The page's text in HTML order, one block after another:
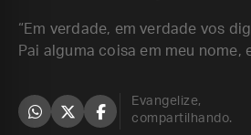
“Em verdade, em verdade vos
Pai alguma coisa em meu nome,
Evangelize,
compartilhando.